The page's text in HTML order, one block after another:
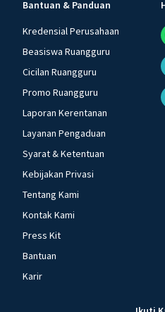
Bantuan & Panduan
Kredensial Perusahaan
Beasiswa Ruangguru
Cicilan Ruangguru
Promo Ruangguru
Laporan Kerentanan
Layanan Pengaduan
Syarat & Ketentuan
Kebijakan Privasi
Tentang Kami
Kontak Kami
Press Kit
Bantuan
Karir